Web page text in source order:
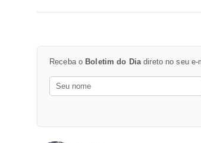
Receba o Boletim do Diadireto no seu e-